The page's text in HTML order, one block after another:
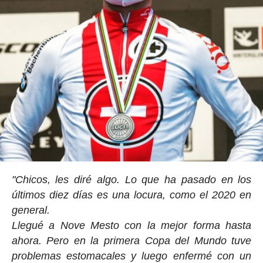
"Chicos, les diré algo. Lo que ha pasado en los
últimos diez días es una locura, como el 2020 en
general.
Llegué a Nove Mesto con la mejor forma hasta
ahora. Pero en la primera Copa del Mundo tuve
problemas estomacales y luego enfermé con un